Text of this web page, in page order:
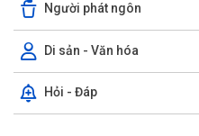
Người phát ngôn
Di sản - Văn hóa
Hỏi - Đáp